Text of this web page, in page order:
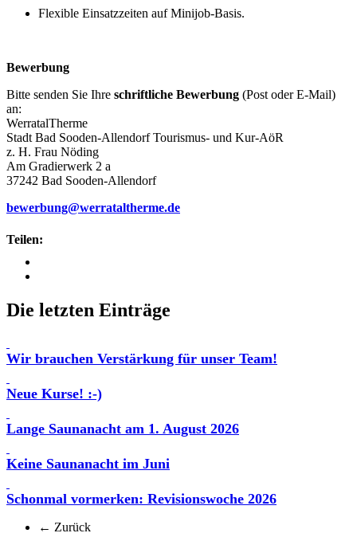
Flexible Einsatzzeiten auf Minijob‑Basis.
Bewerbung
Bitte senden Sie Ihre schriftliche Bewerbung (Post oder E‑Mail)
an:
WerratalTherme
Stadt Bad Sooden‑Allendorf Tourismus‑ und Kur‑AöR
z. H. Frau Nöding
Am Gradierwerk 2 a
37242 Bad Sooden‑Allendorf
bewerbung@werrataltherme.de
Teilen:
Die letzten Einträge
Wir brauchen Verstärkung für unser Team!
Neue Kurse! :-)
Lange Saunanacht am 1. August 2026
Keine Saunanacht im Juni
Schonmal vormerken: Revisionswoche 2026
← Zurück